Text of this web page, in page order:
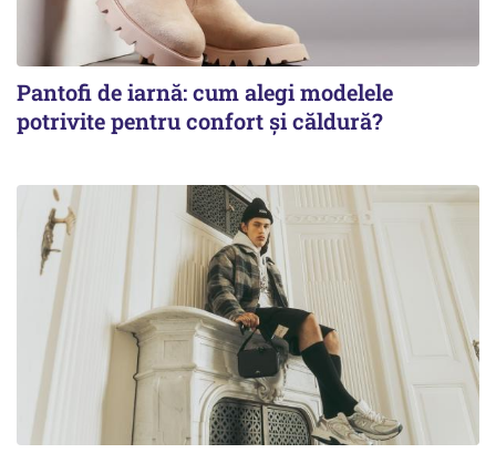
Pantofi de iarnă: cum alegi modelele
potrivite pentru confort și căldură?